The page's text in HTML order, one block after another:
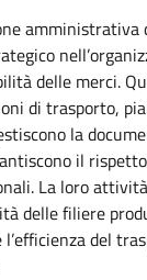
amministrativa
delle merci.
di trasporto,
la
il
La loro
delle filiere
del